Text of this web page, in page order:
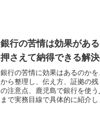
銀行の苦情は効果があ
押さえて納得できる解決
銀行の苦情に効果はあるのか
から整理し、伝え方、証拠の
の注意点、鹿児島で銀行を使
まで実務目線で具体的に紹介し